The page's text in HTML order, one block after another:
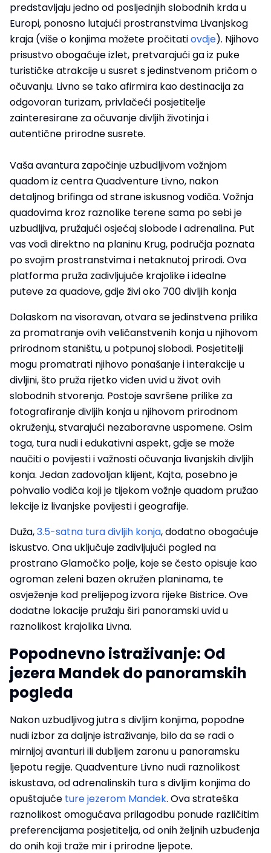
predstavljaju jedno od posljednjih slobodnih krda u
Europi, ponosno lutajući prostranstvima Livanjskog
kraja (više o konjima možete pročitatiovdje). Njihovo
prisustvo obogaćuje izlet, pretvarajući ga iz puke
turističke atrakcije u susret s jedinstvenom pričom o
očuvanju. Livno se tako afirmira kao destinacija za
odgovoran turizam, privlačeći posjetitelje
zainteresirane za očuvanje divljih životinja i
autentične prirodne susrete.
Vaša avantura započinje uzbudljivom vožnjom
quadom iz centra Quadventure Livno, nakon
detaljnog brifinga od strane iskusnog vodiča. Vožnja
quadovima kroz raznolike terene sama po sebi je
uzbudljiva, pružajući osjećaj slobode i adrenalina. Put
vas vodi direktno na planinu Krug, područja poznata
po svojim prostranstvima i netaknutoj prirodi. Ova
platforma pruža zadivljujuće krajolike i idealne
puteve za quadove, gdje živi oko 700 divljih konja
Dolaskom na visoravan, otvara se jedinstvena prilika
za promatranje ovih veličanstvenih konja u njihovom
prirodnom staništu, u potpunoj slobodi. Posjetitelji
mogu promatrati njihovo ponašanje i interakcije u
divljini, što pruža rijetko viđen uvid u život ovih
slobodnih stvorenja. Postoje savršene prilike za
fotografiranje divljih konja u njihovom prirodnom
okruženju, stvarajući nezaboravne uspomene. Osim
toga, tura nudi i edukativni aspekt, gdje se može
naučiti o povijesti i važnosti očuvanja livanjskih divljih
konja. Jedan zadovoljan klijent, Kajta, posebno je
pohvalio vodiča koji je tijekom vožnje quadom pružao
lekcije iz livanjske povijesti i geografije.
Duža,3.5-satna tura divljih konja, dodatno obogaćuje
iskustvo. Ona uključuje zadivljujući pogled na
prostrano Glamočko polje, koje se često opisuje kao
ogroman zeleni bazen okružen planinama, te
osvježenje kod prelijepog izvora rijeke Bistrice. Ove
dodatne lokacije pružaju širi panoramski uvid u
raznolikost krajolika Livna.
Popodnevno istraživanje: Od
jezera Mandek do panoramskih
pogleda
Nakon uzbudljivog jutra s divljim konjima, popodne
nudi izbor za daljnje istraživanje, bilo da se radi o
mirnijoj avanturi ili dubljem zaronu u panoramsku
ljepotu regije. Quadventure Livno nudi raznolikost
iskustava, od adrenalinskih tura s divljim konjima do
opuštajuće ture jezerom Mandek. Ova strateška
raznolikost omogućava prilagodbu ponude različitim
preferencijama posjetitelja, od onih željnih uzbuđenja
do onih koji traže mir i prirodne ljepote.